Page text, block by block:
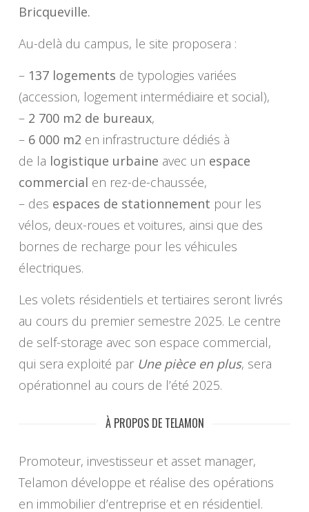
Bricqueville.
Au-delà du campus, le site proposera :
– 137 logements de typologies variées
(accession, logement intermédiaire et social),
– 2 700 m2 de bureaux,
– 6 000 m2 en infrastructure dédiés à
de la logistique urbaine avec un espace
commercial en rez-de-chaussée,
– des espaces de stationnement pour les
vélos, deux-roues et voitures, ainsi que des
bornes de recharge pour les véhicules
électriques.
Les volets résidentiels et tertiaires seront livrés
au cours du premier semestre 2025. Le centre
de self-storage avec son espace commercial,
qui sera exploité par Une pièce en plus, sera
opérationnel au cours de l’été 2025.
À PROPOS DE TELAMON
Promoteur, investisseur et asset manager,
Telamon développe et réalise des opérations
en immobilier d’entreprise et en résidentiel.